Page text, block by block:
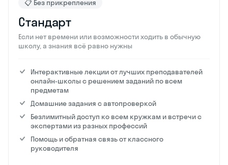
📋 Без прикрепления
Стандарт
Если нет времени или возможности ходить в обычную
школу, а знания всё равно нужны
Интерактивные лекции от лучших преподавателей
онлайн-школы с решением заданий по всем
предметам
Домашние задания с автопроверкой
Безлимитный доступ ко всем кружкам и встречи с
экспертами из разных профессий
Помощь и обратная связь от классного
руководителя